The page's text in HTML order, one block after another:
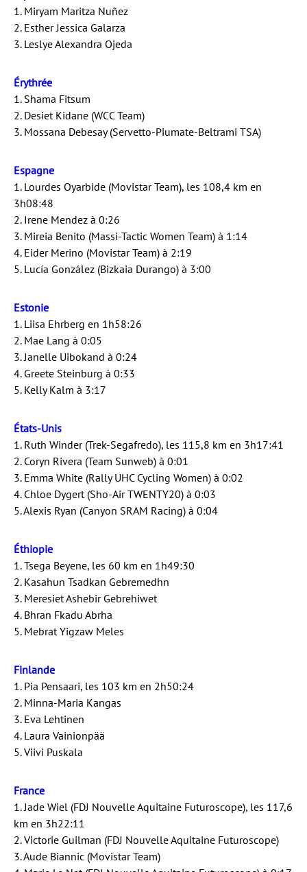
1. Miryam Maritza Nuñez
2. Esther Jessica Galarza
3. Leslye Alexandra Ojeda
Érythrée
1. Shama Fitsum
2. Desiet Kidane (WCC Team)
3. Mossana Debesay (Servetto-Piumate-Beltrami TSA)
Espagne
1. Lourdes Oyarbide (Movistar Team), les 108,4 km en
3h08:48
2. Irene Mendez à 0:26
3. Mireia Benito (Massi-Tactic Women Team) à 1:14
4. Eider Merino (Movistar Team) à 2:19
5. Lucía González (Bizkaia Durango) à 3:00
Estonie
1. Liisa Ehrberg en 1h58:26
2. Mae Lang à 0:05
3. Janelle Uibokand à 0:24
4. Greete Steinburg à 0:33
5. Kelly Kalm à 3:17
États-Unis
1. Ruth Winder (Trek-Segafredo), les 115,8 km en 3h17:41
2. Coryn Rivera (Team Sunweb) à 0:01
3. Emma White (Rally UHC Cycling Women) à 0:02
4. Chloe Dygert (Sho-Air TWENTY20) à 0:03
5. Alexis Ryan (Canyon SRAM Racing) à 0:04
Éthiopie
1. Tsega Beyene, les 60 km en 1h49:30
2. Kasahun Tsadkan Gebremedhn
3. Meresiet Ashebir Gebrehiwet
4. Bhran Fkadu Abrha
5. Mebrat Yigzaw Meles
Finlande
1. Pia Pensaari, les 103 km en 2h50:24
2. Minna-Maria Kangas
3. Eva Lehtinen
4. Laura Vainionpää
5. Viivi Puskala
France
1. Jade Wiel (FDJ Nouvelle Aquitaine Futuroscope), les 117,6
km en 3h22:11
2. Victorie Guilman (FDJ Nouvelle Aquitaine Futuroscope)
3. Aude Biannic (Movistar Team)